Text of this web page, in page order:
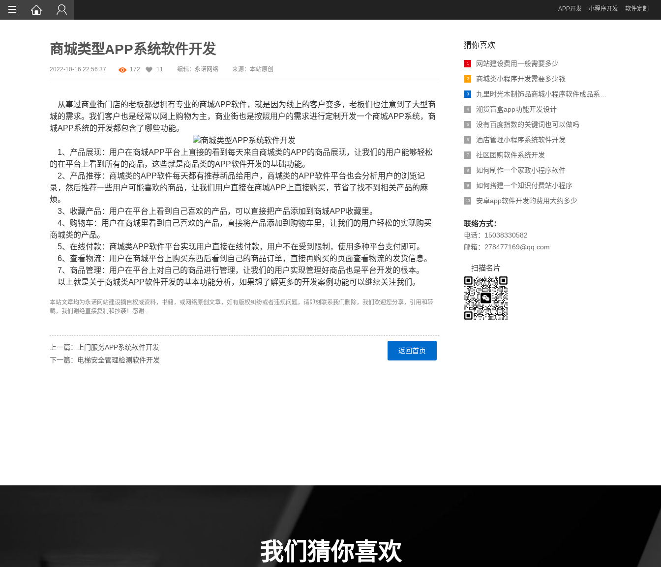
APP开发 小程序开发 软件定制
商城类型APP系统软件开发
2022-10-16 22:56:37 172 11 编辑：永诺网络 来源： 本站原创
从事过商业街门店的老板都想拥有专业的商城APP软件，就是因为线上的客户变多，老板们也注意到了大型商
城的需求。我们客户也是经常以网上购物为主，商业街也是按照用户的需求进行定制开发一个商城APP系统，商
城APP系统的开发都包含了哪些功能。
1、产品展现：用户在商城APP平台上直接的看到每天来自商城类的APP的商品展现，让我们的用户能够轻松
的在平台上看到所有的商品，这些就是商品类的APP软件开发的基础功能。
2、产品推荐：商城类的APP软件每天都有推荐新品给用户，商城类的APP软件平台也会分析用户的浏览记
录，然后推荐一些用户可能喜欢的商品，让我们用户直接在商城APP上直接购买，节省了找不到相关产品的麻
烦。
3、收藏产品：用户在平台上看到自己喜欢的产品，可以直接把产品添加到商城APP收藏里。
4、购物车：用户在商城里看到自己喜欢的产品，直接将产品添加到购物车里，让我们的用户轻松的实现购买
商城类的产品。
5、在线付款：商城类APP软件平台实现用户直接在线付款，用户不在受到限制，使用多种平台支付即可。
6、查看物流：用户在商城平台上购买东西后看到自己的商品订单，直接再购买的页面查看物流的发货信息。
7、商品管理：用户在平台上对自己的商品进行管理，让我们的用户实现管理好商品也是平台开发的根本。
以上就是关于商城类APP软件开发的基本功能分析，如果想了解更多的开发案例功能可以继续关注我们。
本站文章均为永诺网站建设摘自权威资料，书籍，或网络原创文章，如有版权纠纷或者违规问题，请即刻联系我们删除，我们欢迎您分享，引用和转
载，我们谢绝直接复制和抄袭！感谢...
返回首页
上一篇：上门服务APP系统软件开发
下一篇：电梯安全管理检测软件开发
猜你喜欢
1 网站建设费用一般需要多少
2 商城类小程序开发需要多少钱
3 九里时光木制饰品商城小程序软件成品系统演示
4 潮货盲盒app功能开发设计
5 没有百度指数的关键词也可以做吗
6 酒店管理小程序系统软件开发
7 社区团购软件系统开发
8 如何制作一个家政小程序软件
9 如何搭建一个知识付费站小程序
10 安卓app软件开发的费用大约多少
联络方式：
电话：15038330582
邮箱：278477169@qq.com
扫描名片
我们猜你喜欢